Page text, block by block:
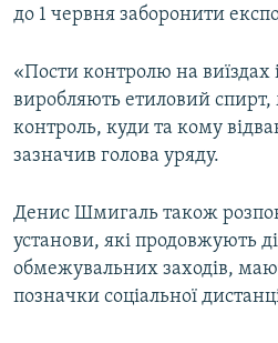
до 1 червня заборонити
«Пости контролю на виїздах
виробляють етиловий
контроль, куди та кому
зазначив голова уряду.
Денис Шмигаль також
установи, які продовжують
обмежувальних заходів,
позначки соціальної